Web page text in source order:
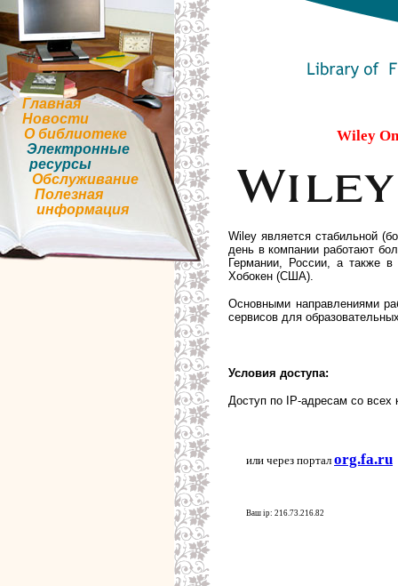
Главная
Новости
О библиотеке
Электронные
ресурсы
Обслуживание
Полезная
информация
Wiley
Wiley является стабильной
день в компании работают
Германии, России, а также в
Хобокен (США).
Основными направлениями
сервисов для
Условия доступа:
Доступ по IP-адресам со
или через портал org.fa.ru
Ваш ip: 216.73.216.82